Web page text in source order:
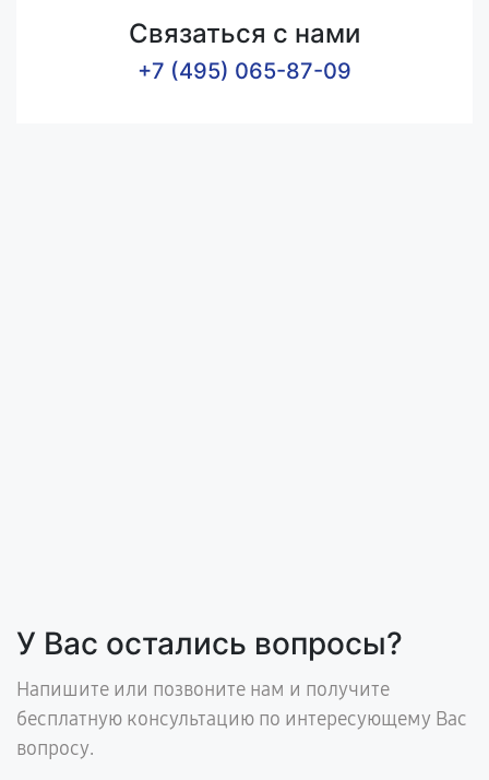
Связаться с нами
+7 (495) 065-87-09
У Вас остались вопросы?
Напишите или позвоните нам и получите
бесплатную консультацию по интересующему Вас
вопросу.